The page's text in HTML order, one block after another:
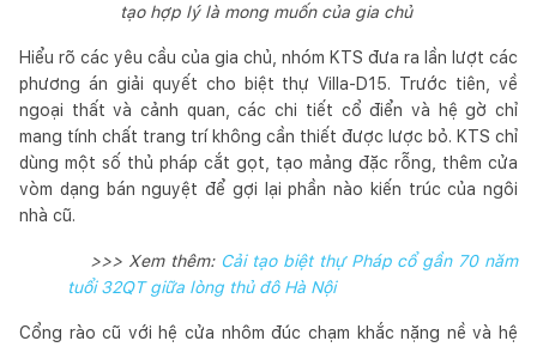
tạo hợp lý là mong muốn của gia chủ
Hiểu rõ các yêu cầu của gia chủ, nhóm KTS đưa ra lần lượt các
phương án giải quyết cho biệt thự Villa-D15. Trước tiên, về
ngoại thất và cảnh quan, các chi tiết cổ điển và hệ gờ chỉ
mang tính chất trang trí không cần thiết được lược bỏ. KTS chỉ
dùng một số thủ pháp cắt gọt, tạo mảng đặc rỗng, thêm cửa
vòm dạng bán nguyệt để gợi lại phần nào kiến trúc của ngôi
nhà cũ.
>>> Xem thêm: Cải tạo biệt thự Pháp cổ gần 70 năm
tuổi 32QT giữa lòng thủ đô Hà Nội
Cổng rào cũ với hệ cửa nhôm đúc chạm khắc nặng nề và hệ